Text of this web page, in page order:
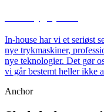
In-house har vi et seriøst
nye trykmaskiner,
nye teknologier. Det gør
vi går bestemt heller ikke
Anchor